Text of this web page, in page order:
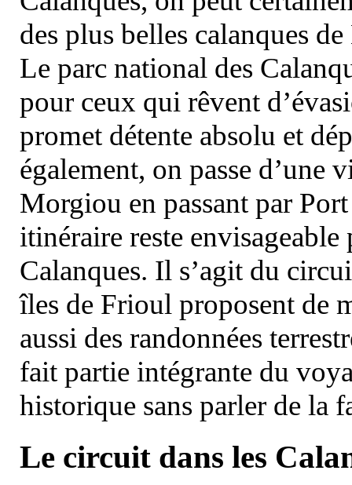
des plus belles calanques
Le parc national des
pour ceux qui rêvent
promet détente absolu et
également, on passe d’une
Morgiou en passant par
itinéraire reste
Calanques. Il s’agit du
îles de Frioul proposent de
aussi des randonnées
fait partie intégrante du
historique sans parler de la
Le circuit dans les